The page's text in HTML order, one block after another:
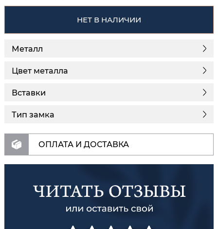
НЕТ В НАЛИЧИИ
Металл
Цвет металла
Вставки
Тип замка
ОПЛАТА И ДОСТАВКА